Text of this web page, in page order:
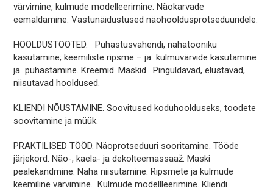
värvimine, kulmude modelleerimine. Näokarvade
eemaldamine. Vastunäidustused näohooldusprotseduuridele.
HOOLDUSTOOTED. Puhastusvahendi, nahatooniku
kasutamine; keemiliste ripsme – ja kulmuvärvide kasutamine
ja puhastamine. Kreemid. Maskid. Pinguldavad, elustavad,
niisutavad hooldused.
KLIENDI NÕUSTAMINE. Soovitused koduhoolduseks, toodete
soovitamine ja müük.
PRAKTILISED TÖÖD. Näoprotseduuri sooritamine. Tööde
järjekord. Näo-, kaela- ja dekolteemassaaž. Maski
pealekandmine. Naha niisutamine. Ripsmete ja kulmude
keemiline värvimine. Kulmude modellleerimine. Kliendi